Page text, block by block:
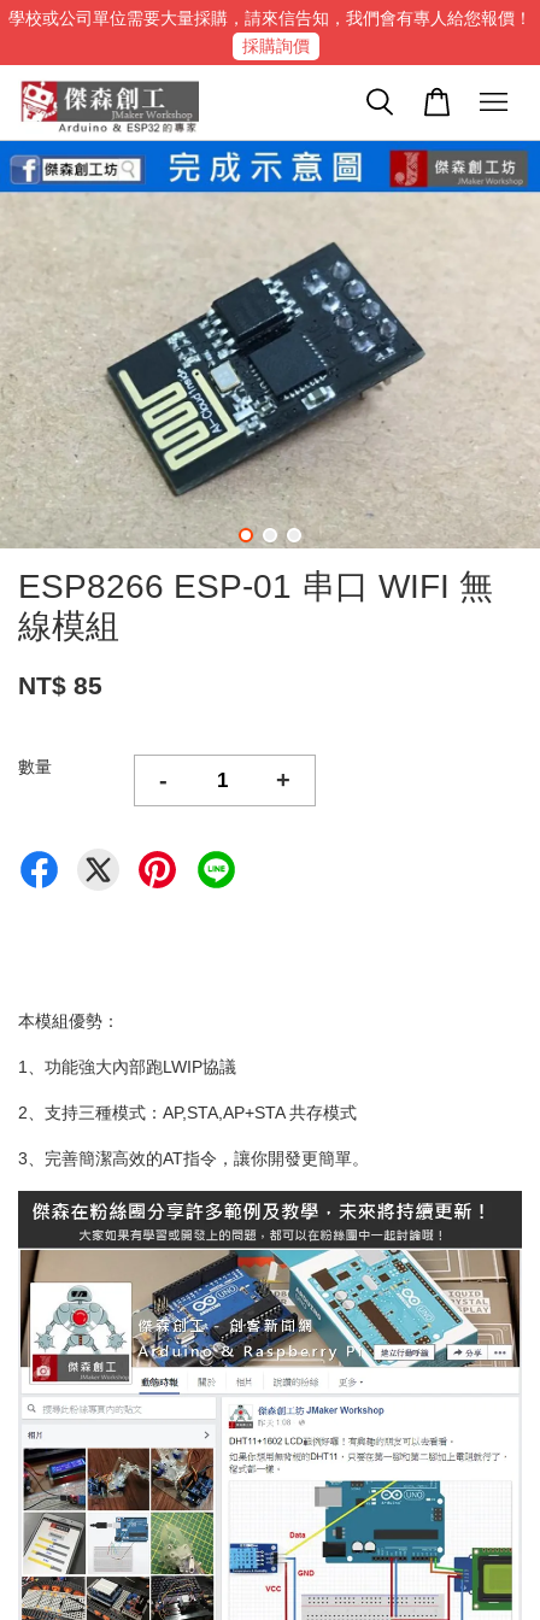
學校或公司單位需要大量採購，請來信告知，我們會有專人給您報價！
採購詢價
ESP8266 ESP-01 串口 WIFI 無
線模組
NT$ 85
數量 - +
本模組優勢：
1、功能強大內部跑LWIP協議
2、支持三種模式：AP,STA,AP+STA 共存模式
3、完善簡潔高效的AT指令，讓你開發更簡單。